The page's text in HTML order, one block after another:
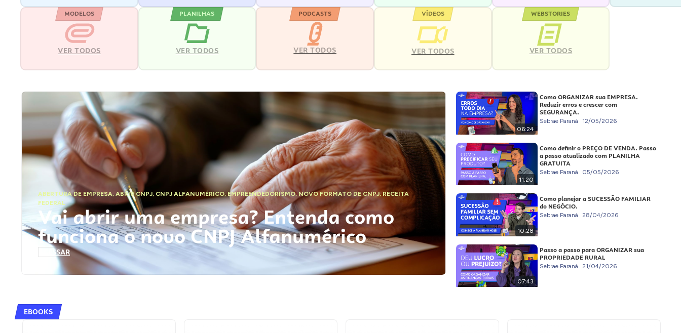
MODELOS
VER TODOS
PLANILHAS
VER TODOS
PODCASTS
VER TODOS
VÍDEOS
VER TODOS
WEBSTORIES
VER TODOS
ABERTURA DE EMPRESA,ABRIR CNPJ, CNPJ ALFANUMÉRICO, EMPREENDEDORISMO,NOVO FORMATO DE CNPJ,RECEITA
FEDERAL
Vai abrir uma empresa? Entenda como
funciona o novo CNPJ Alfanumérico
ACESSAR
06:24
Como ORGANIZAR sua EMPRESA.
Reduzir erros e crescer com
SEGURANÇA.
Sebrae Paraná 12/05/2026
11:20
Como definir o PREÇO DE VENDA. Passo
a passo atualizado com PLANILHA
GRATUITA
Sebrae Paraná 05/05/2026
10:28
Como planejar a SUCESSÃO FAMILIAR
do NEGÓCIO.
Sebrae Paraná 28/04/2026
07:43
Passo a passo para ORGANIZAR sua
PROPRIEDADE RURAL
Sebrae Paraná 21/04/2026
EBOOKS